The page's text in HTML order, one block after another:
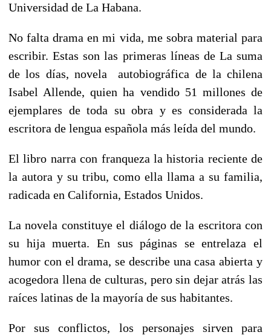
Universidad de La Habana.
No falta drama en mi vida, me sobra material para
escribir. Estas son las primeras líneas de La suma
de los días, novela autobiográfica de la chilena
Isabel Allende, quien ha vendido 51 millones de
ejemplares de toda su obra y es considerada la
escritora de lengua española más leída del mundo.
El libro narra con franqueza la historia reciente de
la autora y su tribu, como ella llama a su familia,
radicada en California, Estados Unidos.
La novela constituye el diálogo de la escritora con
su hija muerta. En sus páginas se entrelaza el
humor con el drama, se describe una casa abierta y
acogedora llena de culturas, pero sin dejar atrás las
raíces latinas de la mayoría de sus habitantes.
Por sus conflictos, los personajes sirven para